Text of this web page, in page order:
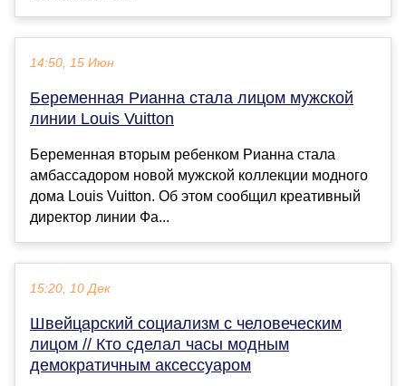
14:50, 15 Июн
Беременная Рианна стала лицом мужской
линии Louis Vuitton
Беременная вторым ребенком Рианна стала
амбассадором новой мужской коллекции модного
дома Louis Vuitton. Об этом сообщил креативный
директор линии Фа...
15:20, 10 Дек
Швейцарский социализм с человеческим
лицом // Кто сделал часы модным
демократичным аксессуаром